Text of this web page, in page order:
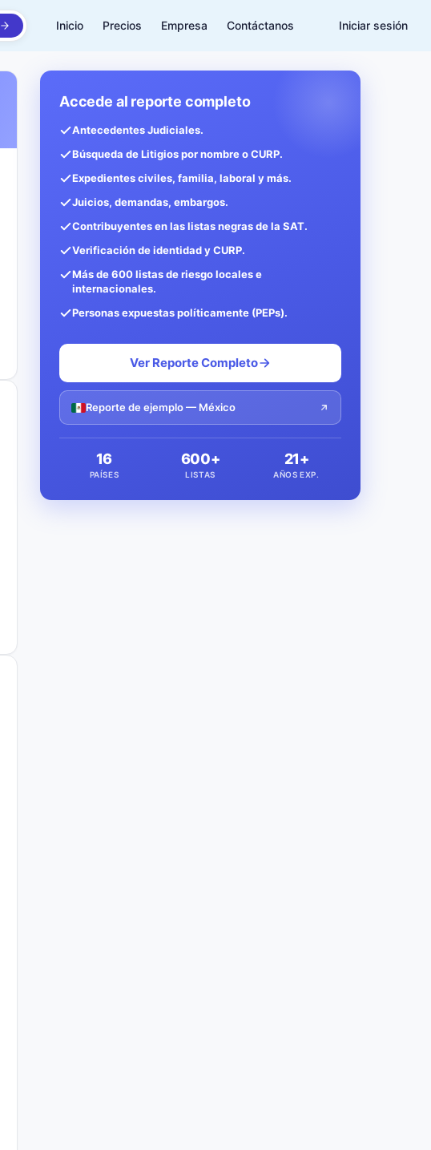
Inicio Precios Empresa Contáctanos Iniciar sesión
Accede al reporte completo
Antecedentes Judiciales.
Búsqueda de Litigios por nombre o CURP.
Expedientes civiles, familia, laboral y más.
Juicios, demandas, embargos.
Contribuyentes en las listas negras de la SAT.
Verificación de identidad y CURP.
Más de 600 listas de riesgo locales e
internacionales.
Personas expuestas políticamente (PEPs).
Ver Reporte Completo
Reporte de ejemplo — México
16
PAÍSES
600+
LISTAS
21+
AÑOS EXP.